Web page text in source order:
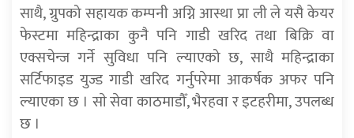
साथै, ग्रुपको सहायक कम्पनी अग्नि आस्था प्रा ली ले यसै केयर
फेस्टमा महिन्द्राका कुनै पनि गाडी खरिद तथा बिक्रि वा
एक्सचेन्ज गर्ने सुविधा पनि ल्याएको छ, साथै महिन्द्राका
सर्टिफाइड युज्ड गाडी खरिद गर्नुपरेमा आकर्षक अफर पनि
ल्याएका छ । साे सेवा काठमाडौँ, भैरहवा र इटहरीमा, उपलब्ध
छ ।